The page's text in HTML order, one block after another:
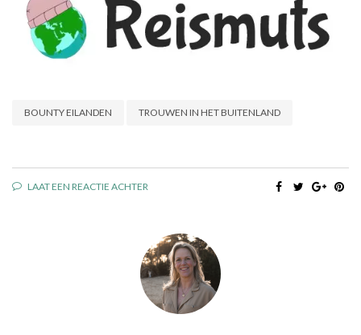
BOUNTY EILANDEN TROUWEN IN HET BUITENLAND
LAAT EEN REACTIE ACHTER